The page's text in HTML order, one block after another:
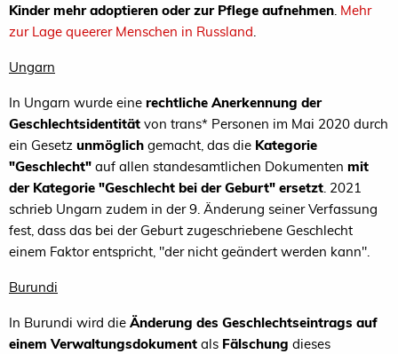
Kinder mehr adoptieren oder zur Pflege aufnehmen Mehr
zur Lage queerer Menschen in Russland
Ungarn
In Ungarn wurde eine rechtliche Anerkennung der
Geschlechtsidentität von trans* Personen im Mai 2020 durch
ein Gesetz unmöglich gemacht, das die Kategorie
"Geschlecht" auf allen standesamtlichen Dokumenten mit
der Kategorie "Geschlecht bei der Geburt" ersetzt . 2021
schrieb Ungarn zudem in der 9. Änderung seiner Verfassung
fest, dass das bei der Geburt zugeschriebene Geschlecht
einem Faktor entspricht, "der nicht geändert werden kann".
Burundi
In Burundi wird die Änderung des Geschlechtseintrags auf
einem Verwaltungsdokument als Fälschung dieses